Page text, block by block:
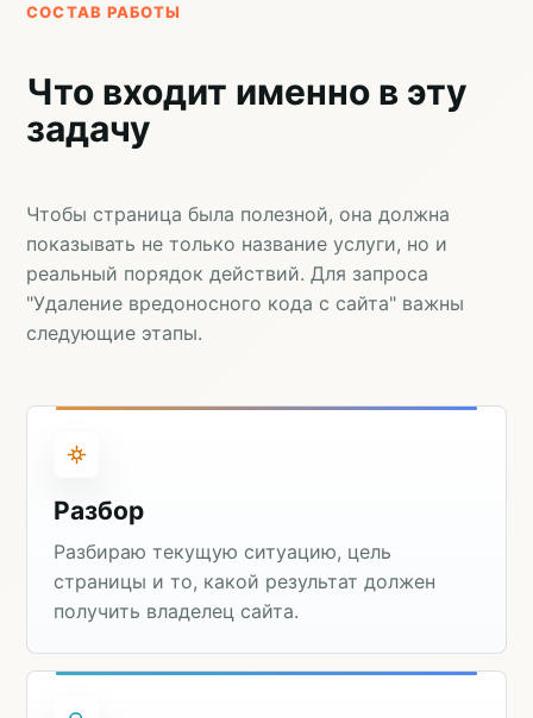
СОСТАВ РАБОТЫ
Что входит именно в эту
задачу
Чтобы страница была полезной, она должна
показывать не только название услуги, но и
реальный порядок действий. Для запроса
"Удаление вредоносного кода с сайта" важны
следующие этапы.
Разбор
Разбираю текущую ситуацию, цель
страницы и то, какой результат должен
получить владелец сайта.